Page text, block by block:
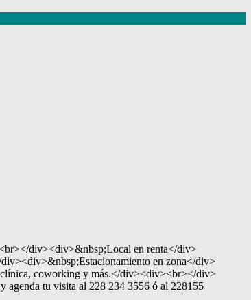
div><div>&nbsp;Local en renta</div>
en zona</div>
coworking y más.</div><div><br></div>
agenda tu visita al 228 234 3556 ó al 228155